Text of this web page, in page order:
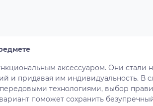
аксессуаром. Они стали
и придавая им индивидуальность. В
технологиями, выбор
поможет сохранить